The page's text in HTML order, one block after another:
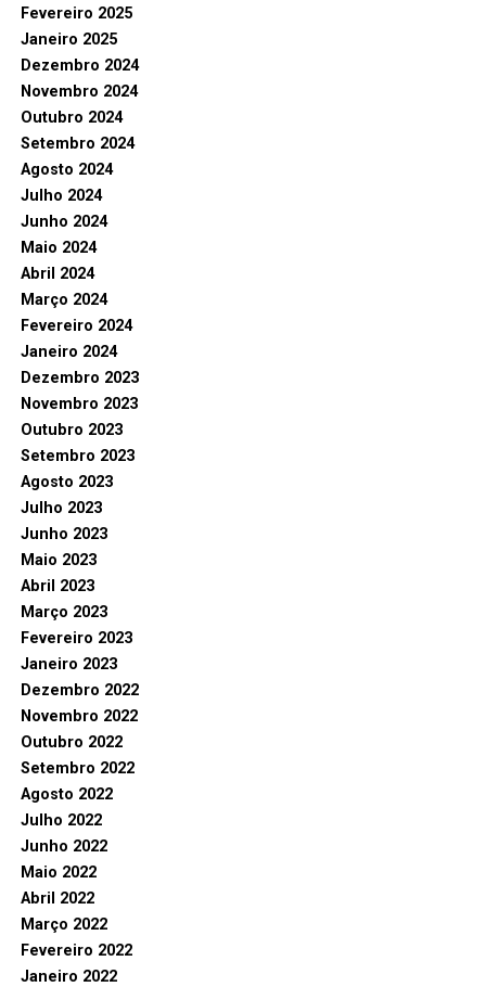
Fevereiro 2025
Janeiro 2025
Dezembro 2024
Novembro 2024
Outubro 2024
Setembro 2024
Agosto 2024
Julho 2024
Junho 2024
Maio 2024
Abril 2024
Março 2024
Fevereiro 2024
Janeiro 2024
Dezembro 2023
Novembro 2023
Outubro 2023
Setembro 2023
Agosto 2023
Julho 2023
Junho 2023
Maio 2023
Abril 2023
Março 2023
Fevereiro 2023
Janeiro 2023
Dezembro 2022
Novembro 2022
Outubro 2022
Setembro 2022
Agosto 2022
Julho 2022
Junho 2022
Maio 2022
Abril 2022
Março 2022
Fevereiro 2022
Janeiro 2022